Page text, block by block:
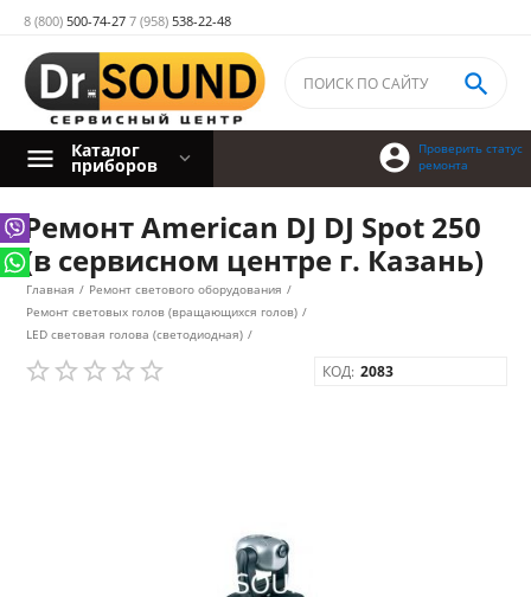
8 (800) 500-74-27 7 (958) 538-22-48
Проверить статус
ремонта


Каталог
приборов
Ремонт American DJ DJ Spot 250
(в сервисном центре г. Казань)
Главная / Ремонт светового оборудования /
Ремонт световых голов (вращающихся голов) /
LED световая голова (светодиодная) /
КОД: 2083